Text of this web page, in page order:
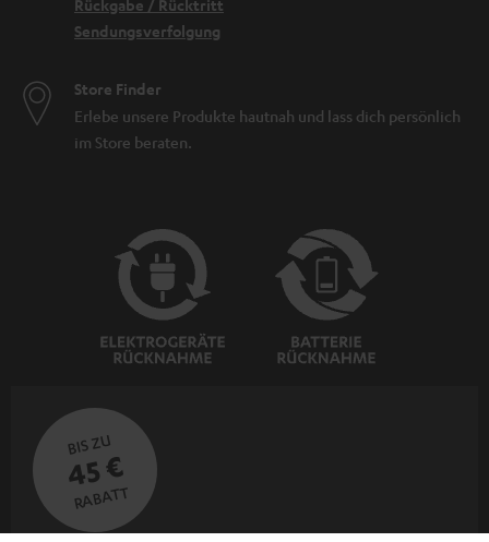
Rückgabe / Rücktritt
Sendungsverfolgung
Store Finder
Erlebe unsere Produkte hautnah und lass dich persönlich
im Store beraten.
BIS ZU
45 €
RABATT